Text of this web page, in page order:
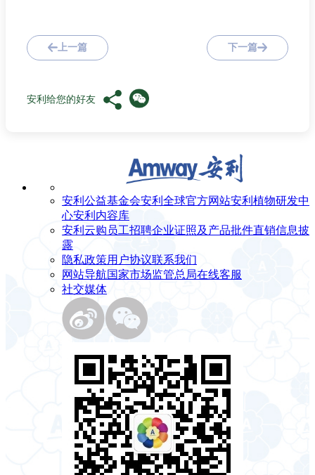
上一篇 下一篇
安利给您的好友
安利公益基金会安利全球官方网站安利植物研发中
心安利内容库
安利云购 员工招聘企业证照及产品批件直销信息披
露
隐私政策用户协议联系我们
网站导航国家市场监管总局在线客服
社交媒体